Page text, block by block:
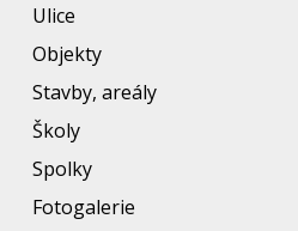
Ulice
Objekty
Stavby, areály
Školy
Spolky
Fotogalerie